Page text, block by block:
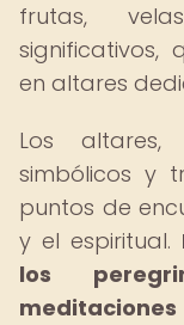
frutas,
significativos,
en altares
Los altares,
simbólicos y
puntos de
y el espiritual.
los